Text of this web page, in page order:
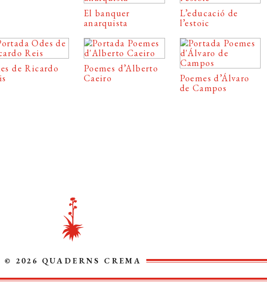
El banquer
anarquista
L’educació de
l’estoic
de Ricardo
Poemes d’Alberto
Caeiro
Poemes d’Álvaro
de Campos
© 2026 QUADERNS CREMA